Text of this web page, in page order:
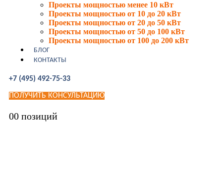
Проекты мощностью менее 10 кВт
Проекты мощностью от 10 до 20 кВт
Проекты мощностью от 20 до 50 кВт
Проекты мощностью от 50 до 100 кВт
Проекты мощностью от 100 до 200 кВт
БЛОГ
КОНТАКТЫ
+7 (495) 492-75-33
ПОЛУЧИТЬ КОНСУЛЬТАЦИЮ
00 позиций